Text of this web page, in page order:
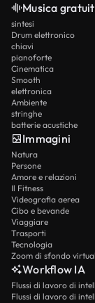
Musica
sintesi
Drum elettronico
chiavi
pianoforte
Cinematica
Smooth
elettronica
Ambiente
stringhe
batterie acustiche
Immagini
Natura
Persone
Amore e relazioni
Il Fitness
Videografia aerea
Cibo e bevande
Viaggiare
Trasporti
Tecnologia
Zoom di sfondo
Workflow IA
Flussi di lavoro di